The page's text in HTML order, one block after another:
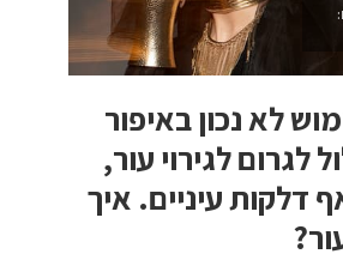
לא נכון באיפור
לגרום לגירוי עור,
דלקות עיניים. איך